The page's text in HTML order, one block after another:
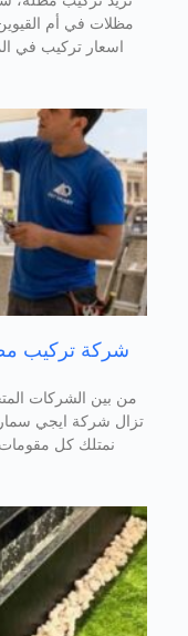
مظلات في أم
اسعار تركيب في
من بين الشركات
تزال شركة ايجي سمارت
نمتلك كل مقومات